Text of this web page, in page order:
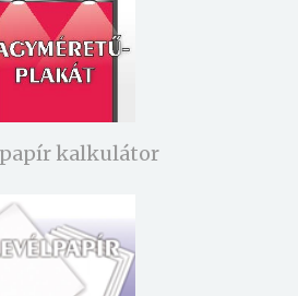
kalkulátor